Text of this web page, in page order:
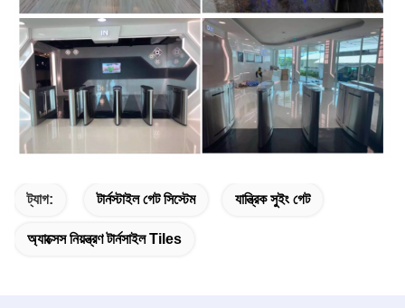
ট্যাগ: টার্নস্টাইল গেট সিস্টেম যান্ত্রিক সুইং গেট
অ্যাক্সেস নিয়ন্ত্রণ টার্নসাইল Tiles